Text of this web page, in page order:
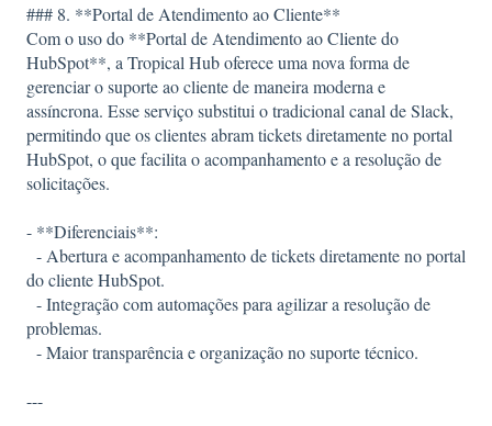
### 8. **Portal de Atendimento ao Cliente**
Com o uso do **Portal de Atendimento ao Cliente do
HubSpot**, a Tropical Hub oferece uma nova forma de
gerenciar o suporte ao cliente de maneira moderna e
assíncrona. Esse serviço substitui o tradicional canal de Slack,
permitindo que os clientes abram tickets diretamente no portal
HubSpot, o que facilita o acompanhamento e a resolução de
solicitações.
- **Diferenciais**:
- Abertura e acompanhamento de tickets diretamente no portal
do cliente HubSpot.
- Integração com automações para agilizar a resolução de
problemas.
- Maior transparência e organização no suporte técnico.
---